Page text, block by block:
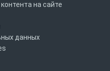
на сайте
данных